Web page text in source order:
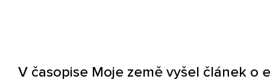
V časopise Moje země vyšel článek o